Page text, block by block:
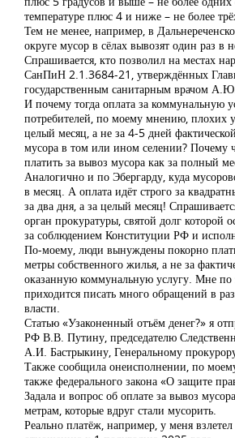
температуре плюс 4 и ниже – не более
Тем не менее, например, в
округе мусор в сёлах вывозят один раз в
Спрашивается, кто позволил на местах
СанПиН 2.1.3684-21, утверждённых
государственным санитарным врачом
И почему тогда оплата за коммунальную
потребителей, по моему мнению, плохих
целый месяц, а не за 4-5 дней
мусора в том или ином селении? Почему
платить за вывоз мусора как за полный
Аналогично и по Эбергарду, куда
в месяц. А оплата идёт строго за
за два дня, а за целый месяц!
орган прокуратуры, святой долг которой
за соблюдением Конституции РФ и
По-моему, люди вынуждены покорно
метры собственного жилья, а не за
оказанную коммунальную услугу. Мне по
приходится писать много обращений в
власти.
Статью «Узаконенный отъём денег?» я
РФ В.В. Путину, председателю
А.И. Бастрыкину, Генеральному
Также сообщила онеисполнении, по
также федерального закона «О защите
Задала и вопрос об оплате за вывоз
метрам, которые вдруг стали мусорить.
Реально платёж, например, у меня